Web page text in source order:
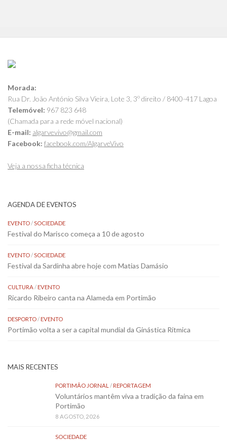
Morada:
Rua Dr. João António Silva Vieira, Lote 3, 3º direito / 8400-417 Lagoa
Telemóvel: 967 823 648
(Chamada para a rede móvel nacional)
E-mail: algarvevivo@gmail.com
Facebook: facebook.com/AlgarveVivo
Veja a nossa ficha técnica
AGENDA DE EVENTOS
EVENTO/SOCIEDADE
Festival do Marisco começa a 10 de agosto
EVENTO/SOCIEDADE
Festival da Sardinha abre hoje com Matias Damásio
CULTURA/EVENTO
Ricardo Ribeiro canta na Alameda em Portimão
DESPORTO/EVENTO
Portimão volta a ser a capital mundial da Ginástica Rítmica
MAIS RECENTES
PORTIMÃO JORNAL /REPORTAGEM
Voluntários mantêm viva a tradição da faina em
Portimão
8 AGOSTO, 2026
SOCIEDADE